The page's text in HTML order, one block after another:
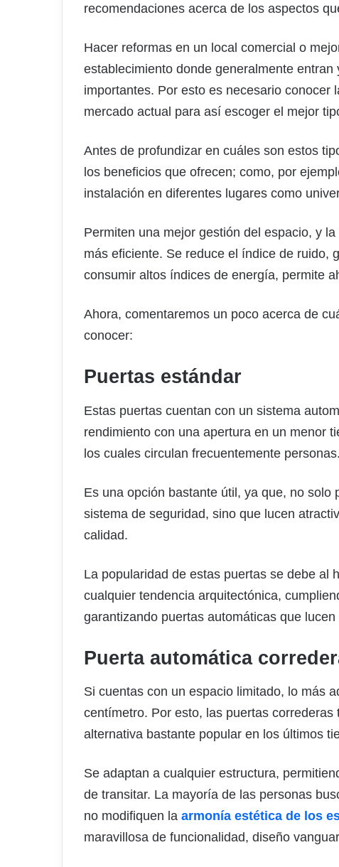
recomendaciones acerca de los aspectos
Hacer reformas en un local comercial o
establecimiento donde generalmente
importantes. Por esto es necesario conocer
mercado actual para así escoger el mejor
Antes de profundizar en cuáles son estos
los beneficios que ofrecen; como, por
instalación en diferentes lugares como
Permiten una mejor gestión del espacio, y
más eficiente. Se reduce el índice de ruido,
consumir altos índices de energía, permite
Ahora, comentaremos un poco acerca de
conocer:
Puertas estándar
Estas puertas cuentan con un sistema
rendimiento con una apertura en un menor
los cuales circulan frecuentemente personas.
Es una opción bastante útil, ya que, no
sistema de seguridad, sino que lucen
calidad.
La popularidad de estas puertas se debe al
cualquier tendencia arquitectónica,
garantizando puertas automáticas que
Puerta automática
Si cuentas con un espacio limitado, lo más
centímetro. Por esto, las puertas
alternativa bastante popular en los últimos
Se adaptan a cualquier estructura,
de transitar. La mayoría de las personas
no modifiquen la armonía estética de los
maravillosa de funcionalidad, diseño